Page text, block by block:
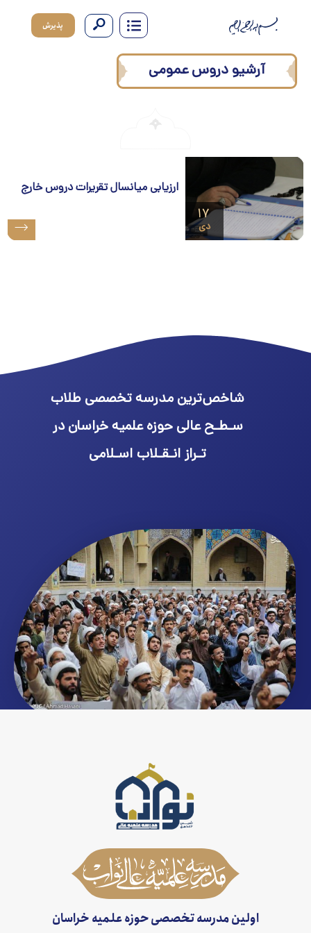
آرشیو دروس عمومی
۱۷
ارزیابی میانسال تقریرات دروس خارج
شاخص‌ترین مدرسه تخصصی طلاب
سـطـح عالی حوزه علمیه خراسان در
تـراز انـقـلاب اسـلامی
اولین مدرسه تخصصی حوزه علمیه خراسان